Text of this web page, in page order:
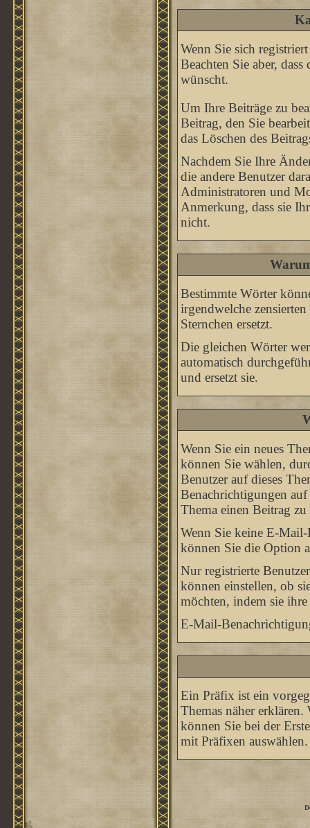
Wenn Sie sich
Beachten Sie aber,
wünscht.
Um Ihre Beiträge zu
Beitrag, den Sie
das Löschen des
Nachdem Sie Ihre
die andere Benutzer
Administratoren und
Anmerkung, dass sie
nicht.
Bestimmte Wörter
irgendwelche
Sternchen ersetzt.
Die gleichen Wörter
automatisch
und ersetzt sie.
Wenn Sie ein neues
können Sie wählen,
Benutzer auf dieses
Benachrichtigungen
Thema einen Beitrag
Wenn Sie keine E-
können Sie die Option
Nur registrierte
können einstellen, ob
möchten, indem sie ihre
E-Mail-
Ein Präfix ist ein
Themas näher
können Sie bei der
mit Präfixen auswählen.